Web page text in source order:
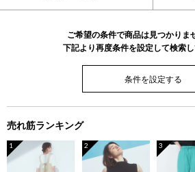
ご希望の条件で商品は見つかりま
下記より再度条件を設定して検索し
条件を設定する
売れ筋ランキング
1 2 3